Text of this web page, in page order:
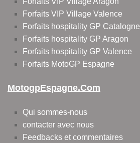
Forfaits VIP Village Valence
Forfaits hospitality GP Catalogne
Forfaits hospitality GP Aragon
Forfaits hospitality GP Valence
Forfaits MotoGP Espagne
MotogpEspagne.com
Qui sommes-nous
contacter avec nous
Feedbacks et commentaires